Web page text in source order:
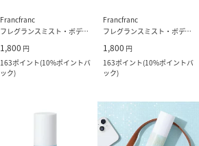
Francfranc
フレグランスミスト・ボディミスト
1,800 円
163ポイント(10%ポイントバ
ック)
Francfranc
フレグランスミスト・ボディミスト
1,800 円
163ポイント(10%ポイントバ
ック)